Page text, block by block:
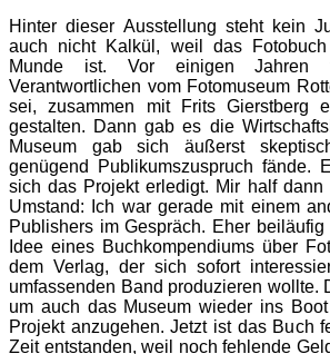
Hinter dieser Ausstellung steht kein
auch nicht Kalkül, weil das
Munde ist. Vor einigen Jahren
Verantwortlichen vom Fotomuseum
sei, zusammen mit Frits Gierstberg
gestalten. Dann gab es die
Museum gab sich äußerst
genügend Publikumszuspruch fände.
sich das Projekt erledigt. Mir half
Umstand: Ich war gerade mit einem
Publishers im Gespräch. Eher
Idee eines Buchkompendiums über
dem Verlag, der sich sofort
umfassenden Band produzieren wollte.
um auch das Museum wieder ins
Projekt anzugehen. Jetzt ist das Buch
Zeit entstanden, weil noch fehlende